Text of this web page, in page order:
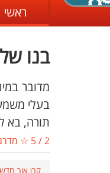
ראשי
בנו
מדובר
בעלי
תורה, בא
2
/
5
☆
קרן אור
מצב שחור - לבן
גופן קריא